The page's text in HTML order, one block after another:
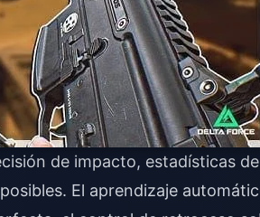
de impacto, estadísticas
El aprendizaje